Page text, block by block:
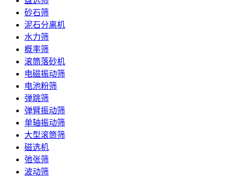
砂石筛
泥石分离机
水力筛
概率筛
滚筒落砂机
电磁振动筛
电池粉筛
弹跳筛
弹臂振动筛
单轴振动筛
大型滚筒筛
磁选机
弛张筛
波动筛